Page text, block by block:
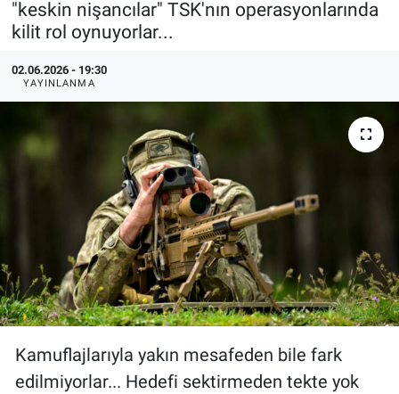
"keskin nişancılar" TSK'nın operasyonlarında
kilit rol oynuyorlar...
02.06.2026 - 19:30
YAYINLANMA
Kamuflajlarıyla yakın mesafeden bile fark
edilmiyorlar... Hedefi sektirmeden tekte yok
Özel Haberler
Yazarlar
Dünya
Medya
Erişim Bilgileri
Sağlık
Teknoloji
Ramazan
Haber Arşivi